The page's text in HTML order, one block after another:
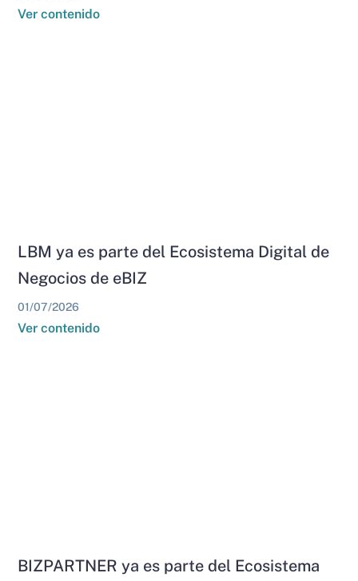
Ver contenido
LBM ya es parte del Ecosistema Digital de
Negocios de eBIZ
01/07/2026
Ver contenido
BIZPARTNER ya es parte del Ecosistema